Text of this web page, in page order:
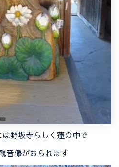
野坂寺らしく蓮の中で
音像がおられます